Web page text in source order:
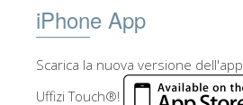
iPhone App
Scarica la nuova versione dell'app
Uffizi Touch®!